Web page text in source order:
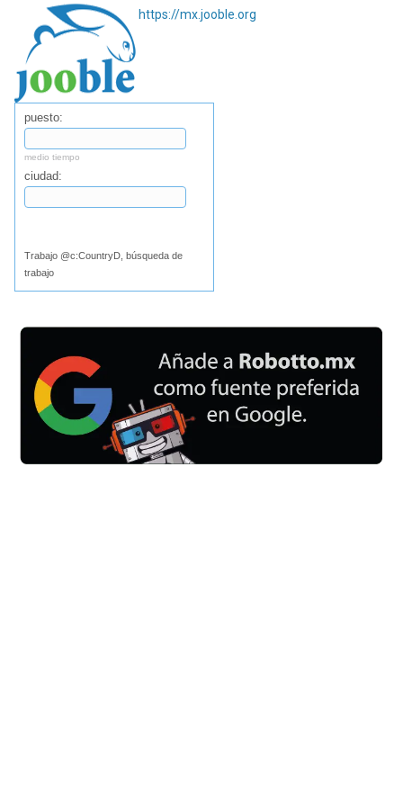
https://mx.jooble.org
puesto:
medio tiempo
ciudad:
Trabajo @c:CountryD, búsqueda de
trabajo